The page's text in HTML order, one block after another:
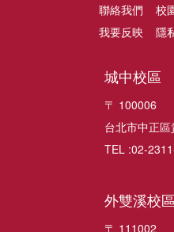
聯絡我們
我要反映
校
隱
城中校區
〒 100006
台北市中正
TEL :02-
外雙溪校區
〒 111002